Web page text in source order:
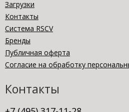
Загрузки
Контакты
Система RSCV
Бренды
Публичная оферта
Согласие на обработку
Контакты